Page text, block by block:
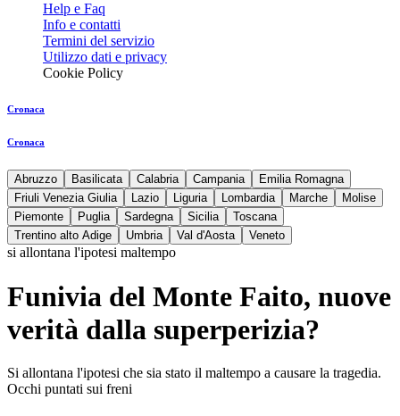
Help e Faq
Info e contatti
Termini del servizio
Utilizzo dati e privacy
Cookie Policy
Cronaca
Cronaca
Abruzzo Basilicata Calabria Campania
Emilia Romagna
Friuli Venezia Giulia
Lazio Liguria Lombardia Marche
Molise
Piemonte
Puglia Sardegna Sicilia
Toscana
Trentino alto Adige
Umbria Val d'Aosta Veneto
si allontana l'ipotesi maltempo
Funivia del Monte Faito, nuove
verità dalla superperizia?
Si allontana l'ipotesi che sia stato il maltempo a causare la tragedia.
Occhi puntati sui freni